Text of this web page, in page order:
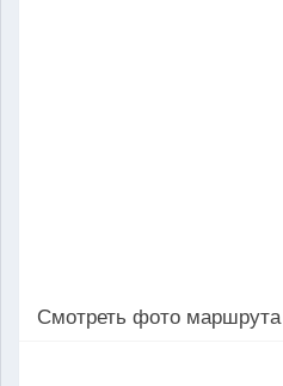
Смотреть фото